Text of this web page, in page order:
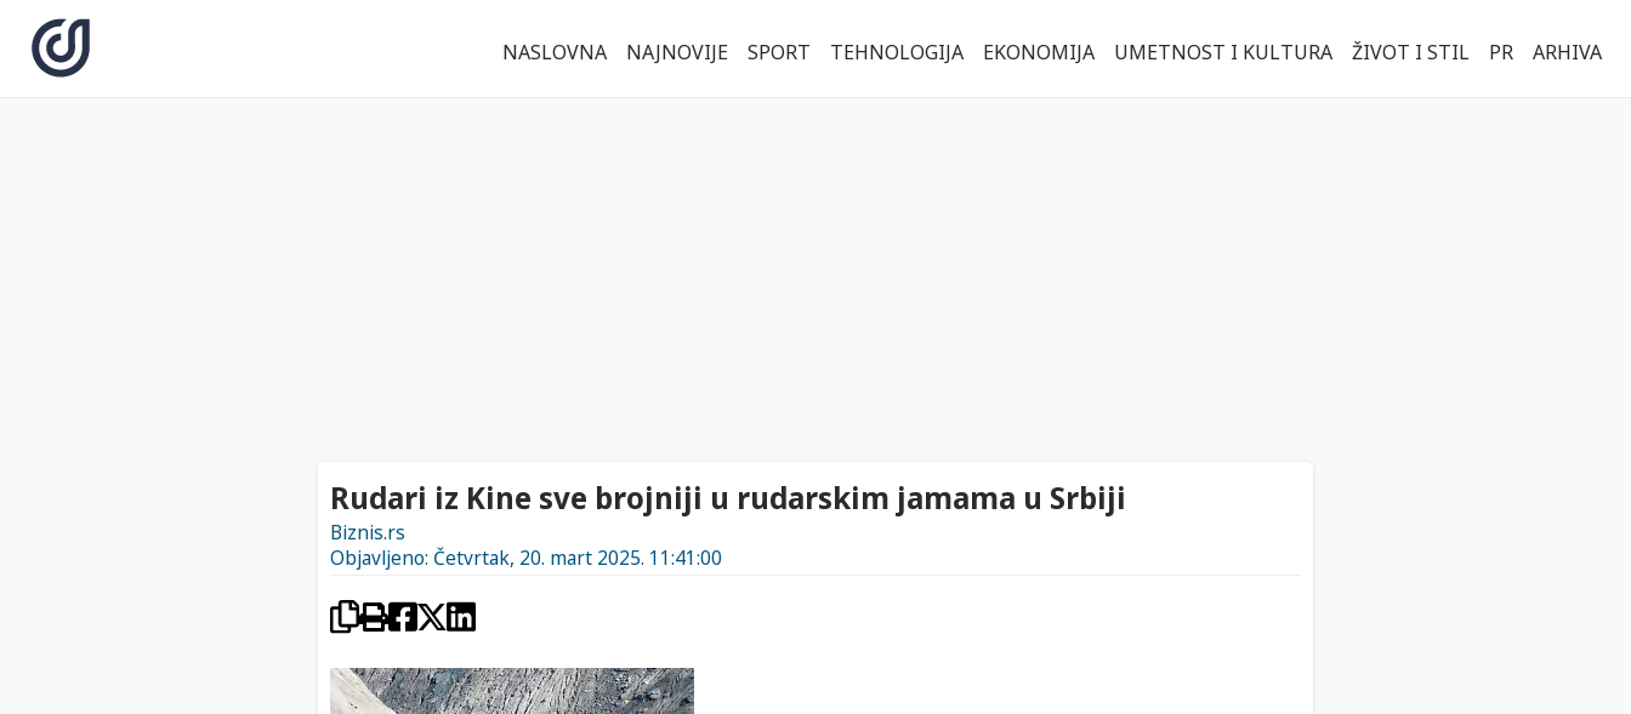
NASLOVNA NAJNOVIJE SPORT TEHNOLOGIJA EKONOMIJA UMETNOST I KULTURA ŽIVOT I STIL PR ARHIVA
Rudari iz Kine sve brojniji u rudarskim jamama u Srbiji
Biznis.rs
Objavljeno: Četvrtak, 20. mart 2025. 11:41:00